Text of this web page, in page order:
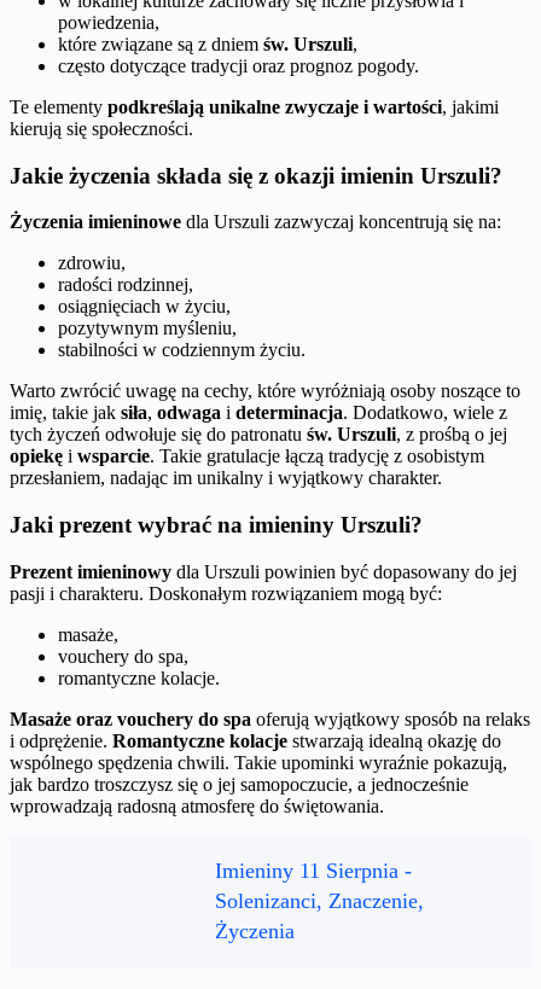
powiedzenia,
które związane są z dniem św. Urszuli,
często dotyczące tradycji oraz prognoz pogody.
Te elementy podkreślają unikalne zwyczaje i wartości, jakimi
kierują się społeczności.
Jakie życzenia składa się z okazji imienin Urszuli?
Życzenia imieninowe dla Urszuli zazwyczaj koncentrują się na:
zdrowiu,
radości rodzinnej,
osiągnięciach w życiu,
pozytywnym myśleniu,
stabilności w codziennym życiu.
Warto zwrócić uwagę na cechy, które wyróżniają osoby noszące to
imię, takie jak siła, odwaga i determinacja. Dodatkowo, wiele z
tych życzeń odwołuje się do patronatu św. Urszuli, z prośbą o jej
opiekę i wsparcie. Takie gratulacje łączą tradycję z osobistym
przesłaniem, nadając im unikalny i wyjątkowy charakter.
Jaki prezent wybrać na imieniny Urszuli?
Prezent imieninowy dla Urszuli powinien być dopasowany do jej
pasji i charakteru. Doskonałym rozwiązaniem mogą być:
masaże,
vouchery do spa,
romantyczne kolacje.
Masaże oraz vouchery do spa oferują wyjątkowy sposób na relaks
i odprężenie. Romantyczne kolacje stwarzają idealną okazję do
wspólnego spędzenia chwili. Takie upominki wyraźnie pokazują,
jak bardzo troszczysz się o jej samopoczucie, a jednocześnie
wprowadzają radosną atmosferę do świętowania.
Imieniny 11 Sierpnia -
Solenizanci, Znaczenie,
Życzenia